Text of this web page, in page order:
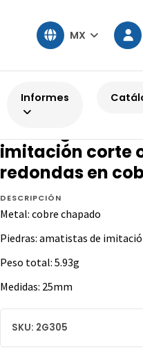
MX
Informes
COBRE CHAPADO
imitación corte
redondas en
DESCRIPCIÓN
Metal: cobre chapado
Piedras: amatistas de
Peso total: 5.93g
Medidas: 25mm
SKU: 2G305